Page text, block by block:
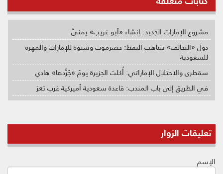
مشروع الإمارات الجديد: إنشاء «أبو غريب» يمنيّ
دول «التحالف» تتناهب النفط: حضرموت وشبوة للإمارات والمهرة
للسعودية
سقطرى والاحتلال الإماراتي: أُكلت الجزيرة يومَ «جَرَّدها» هادي
في الطريق إلى باب المندب: قاعدة سعودية أميركية غرب تعز
تعليقات الزوار
الإسم